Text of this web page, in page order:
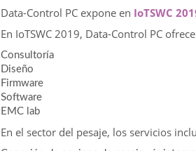
Data-Control PC expone en IoTSWC
En IoTSWC 2019, Data-Control PC
Consultoría
Diseño
Firmware
Software
EMC lab
En el sector del pesaje, los servicios